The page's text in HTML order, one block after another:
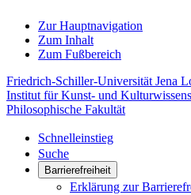
Zur Hauptnavigation
Zum Inhalt
Zum Fußbereich
Friedrich-Schiller-Universität Jena
Institut für Kunst- und
Philosophische Fakultät
Schnelleinstieg
Suche
Barrierefreiheit
Erklärung zur